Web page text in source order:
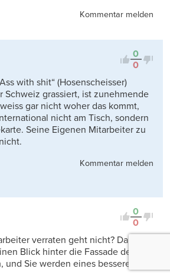
Kommentar melden
0
0
with shit“ (Hosenscheisser)
Schweiz grassiert, ist zunehmende
gar nicht woher das kommt,
nicht am Tisch, sondern
Seine Eigenen Mitarbeiter zu
Kommentar melden
0
0
verraten geht nicht? Dann
Blick hinter die Fassade der
und Sie werden eines besseren